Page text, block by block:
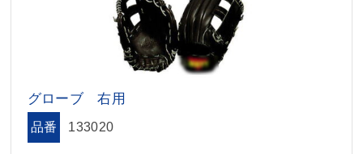
グローブ 右用
品番 133020